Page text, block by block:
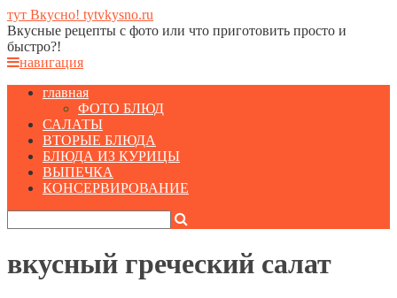
тут Вкусно! tytvkysno.ru
Вкусные рецепты с фото или что приготовить просто и
быстро?!
навигация
главная
ФОТО БЛЮД
САЛАТЫ
ВТОРЫЕ БЛЮДА
БЛЮДА ИЗ КУРИЦЫ
ВЫПЕЧКА
КОНСЕРВИРОВАНИЕ
вкусный греческий салат